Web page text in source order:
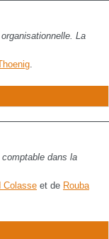
La
.
dans la
Colasse et de Rouba